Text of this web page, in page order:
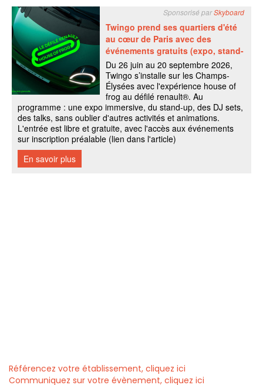
Référencez votre établissement, cliquez ici
Communiquez sur votre évènement, cliquez ici